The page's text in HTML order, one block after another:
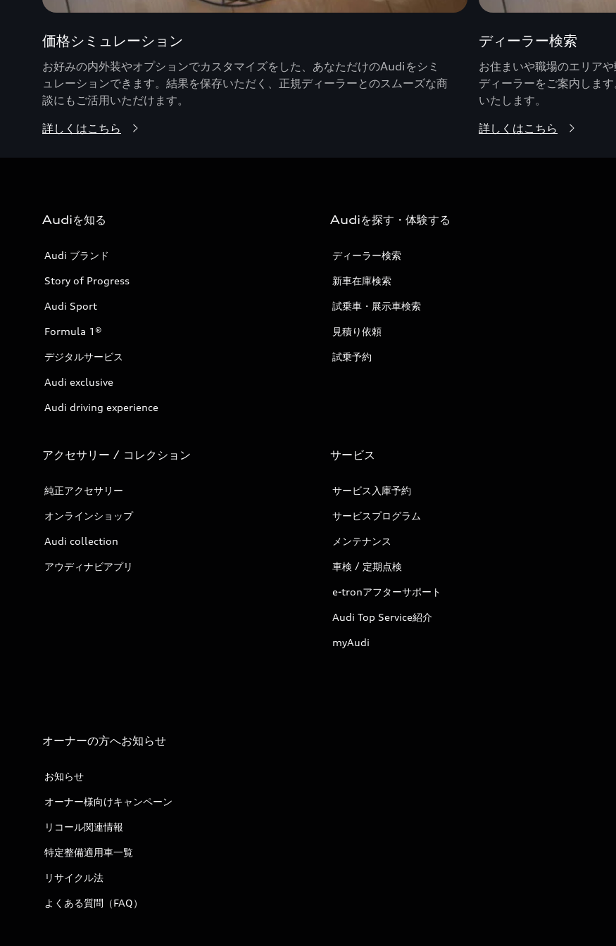
価格シミュレーション
お好みの内外装やオプションでカスタマイズをした、あなただけのAudiをシミ
ュレーションできます。結果を保存いただく、正規ディーラーとのスムーズな商
談にもご活用いただけます。
詳しくはこちら
ディーラー検索
お住まいや職場のエリア
ディーラーをご案内しま
いたします。
詳しくはこちら
Audiを知る
Audi ブランド
Story of Progress
Audi Sport
Formula 1®
デジタルサービス
Audi exclusive
Audi driving experience
Audiを探す・体験する
ディーラー検索
新車在庫検索
試乗車・展示車検索
見積り依頼
試乗予約
アクセサリー / コレクション
純正アクセサリー
オンラインショップ
Audi collection
アウディナビアプリ
サービス
サービス入庫予約
サービスプログラム
メンテナンス
車検 / 定期点検
e-tronアフターサポート
Audi Top Service紹介
myAudi
オーナーの方へお知らせ
お知らせ
オーナー様向けキャンペーン
リコール関連情報
特定整備適用車一覧
リサイクル法
よくある質問（FAQ）